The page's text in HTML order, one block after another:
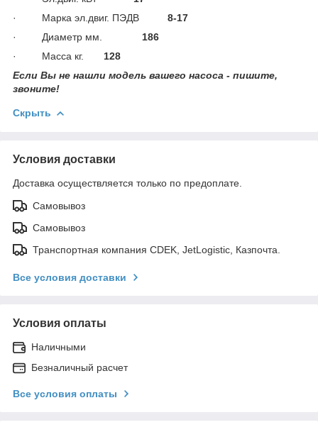
· Марка эл.двиг. ПЭДВ 8-17
· Диаметр мм. 186
· Масса кг. 128
Если Вы не нашли модель вашего насоса - пишите,
звоните!
Скрыть
Условия доставки
Доставка осуществляется только по предоплате.
Самовывоз
Самовывоз
Транспортная компания CDEK, JetLogistic, Казпочта.
Все условия доставки
Условия оплаты
Наличными
Безналичный расчет
Все условия оплаты